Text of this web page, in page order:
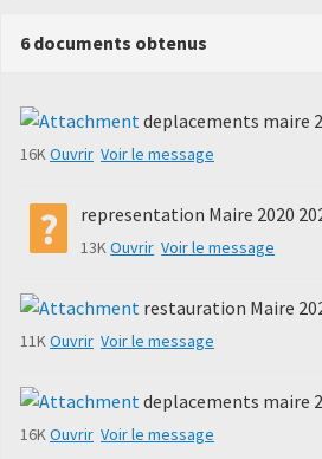
6 documents obtenus
deplacements maire
16KOuvrir Voir le message
representation Maire 2020
13KOuvrir Voir le message
restauration Maire
11KOuvrir Voir le message
deplacements maire
16KOuvrir Voir le message